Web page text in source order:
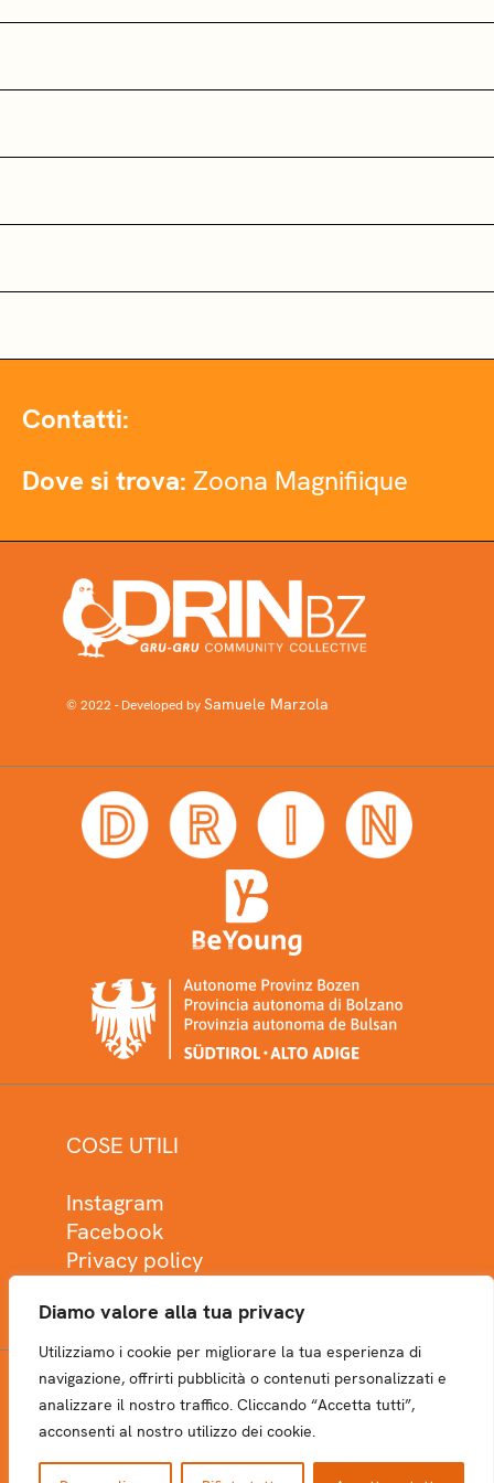
Diamo valore alla tua privacy
Utilizziamo i cookie per migliorare la tua esperienza di
navigazione, offrirti pubblicità o contenuti personalizzati e
analizzare il nostro traffico. Cliccando “Accetta tutti”,
acconsenti al nostro utilizzo dei cookie.
Contatti:
Dove si trova: Zoona Magnifiique
© 2022 - Developed bySamuele Marzola
COSE UTILI
Instagram
Facebook
Privacy policy
NEWSLETTER